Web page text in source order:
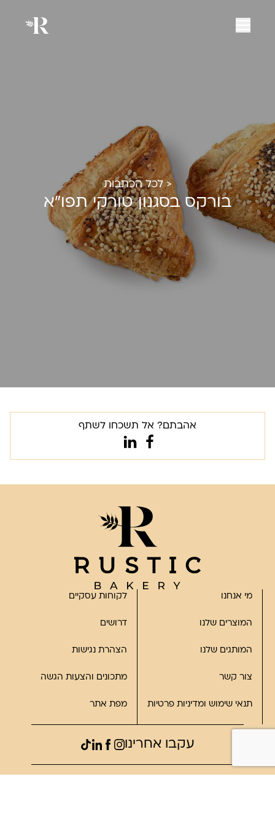
< לכל הכתבות
בורקס בסגנון טורקי תפו"א
אהבתם? אל תשכחו לשתף
מי אנחנו לקוחות עסקיים
המוצרים שלנו דרושים
המותגים שלנו הצהרת נגישות
צור קשר מתכונים והצעות הגשה
תנאי שימוש ומדיניות פרטיות מפת אתר
עקבו אחרינו